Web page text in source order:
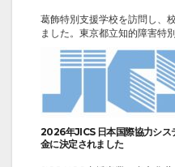
葛飾特別支援学校を訪問し、
ました。東京都立知的障害特
及び 職能開発科 と普通科があ
は 視覚障害、聴覚障害、肢
的障害特別支援学校、病弱特
り、幼稚部、小学部、中学部
2026-03-13
2026年JICS 日本国際協力シ
金に決定されました